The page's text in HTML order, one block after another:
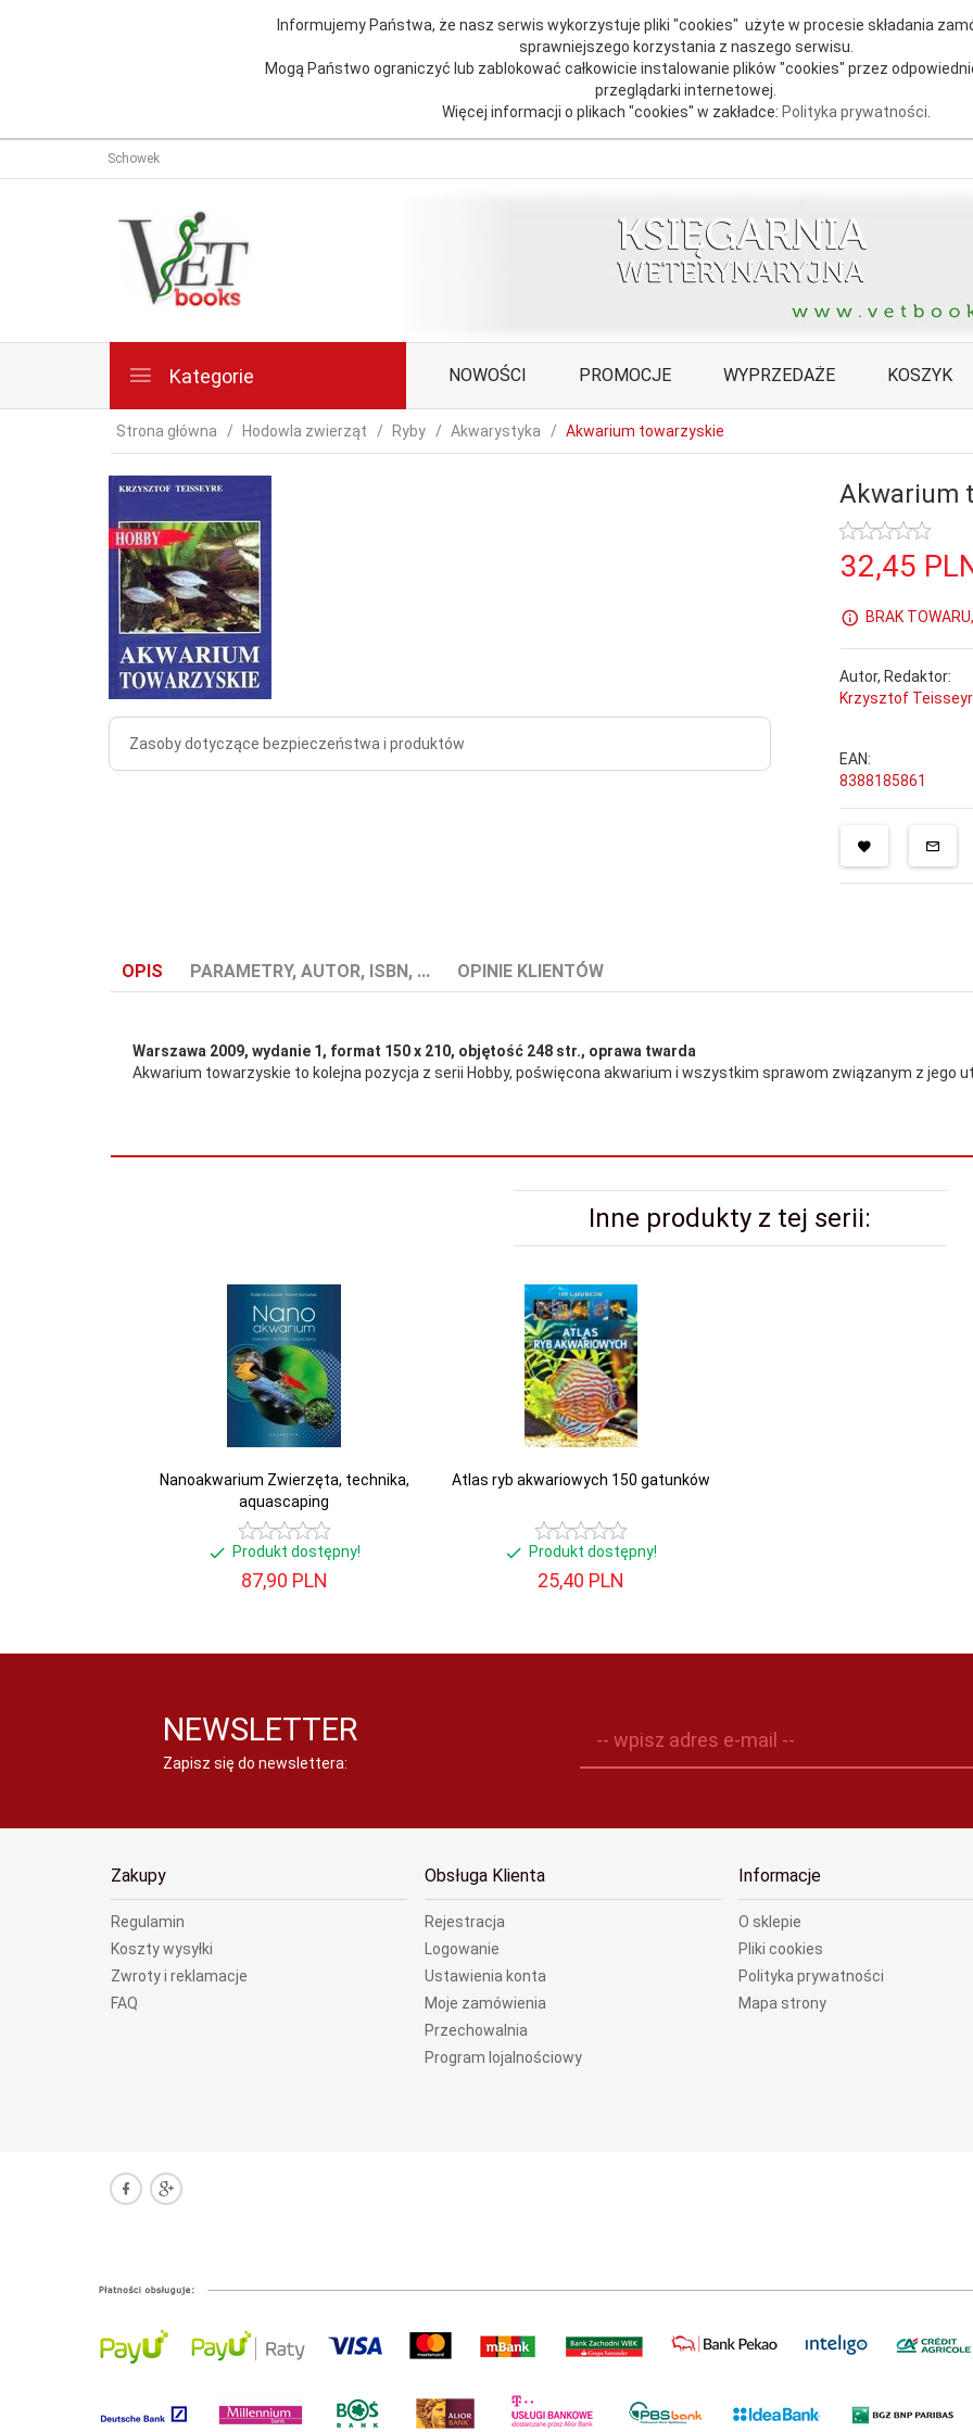
Informujemy Państwa, że nasz serwis wykorzystuje pliki "cookies" użyte w procesie składania
sprawniejszego korzystania z naszego serwisu.
Mogą Państwo ograniczyć lub zablokować całkowicie instalowanie plików "cookies" przez
przeglądarki internetowej.
Więcej informacji o plikach "cookies" w zakładce: Polityka prywatności.
Schowek
Kategorie NOWOŚCI PROMOCJE WYPRZEDAŻE KOSZYK
Strona główna Hodowla zwierząt Ryby Akwarystyka Akwarium towarzyskie
Zasoby dotyczące bezpieczeństwa i produktów
Akwarium
32,45
BRAK
Autor, Redaktor:
Krzysztof
EAN:
8388185861
OPIS PARAMETRY, AUTOR, ISBN, ... OPINIE KLIENTÓW
Warszawa 2009, wydanie 1, format 150 x 210, objętość 248 str., oprawa twarda
Akwarium towarzyskie to kolejna pozycja z serii Hobby, poświęcona akwarium i wszystkim sprawom związanym z jego
Inne produkty z tej serii:
Nanoakwarium Zwierzęta, technika,
aquascaping
Produkt dostępny!
87,90 PLN
Atlas ryb akwariowych 150 gatunków
Produkt dostępny!
25,40 PLN
NEWSLETTER
Zapisz się do newslettera:
-- wpisz adres e-mail --
Zakupy
Regulamin
Koszty wysyłki
Zwroty i reklamacje
FAQ
Obsługa Klienta
Rejestracja
Logowanie
Ustawienia konta
Moje zamówienia
Przechowalnia
Program lojalnościowy
Informacje
O sklepie
Pliki cookies
Polityka prywatności
Mapa strony